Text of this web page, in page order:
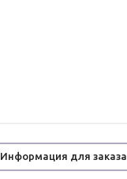
Информация для заказа